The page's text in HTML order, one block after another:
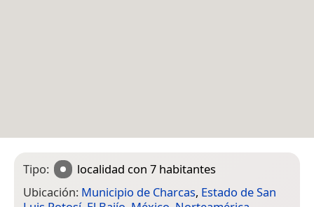
Tipo: localidad con 7 habitantes
Ubicación: Municipio de Charcas, Estado de San